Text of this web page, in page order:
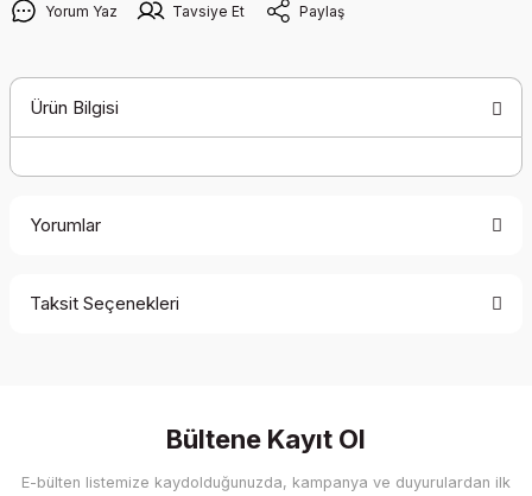
Yorum Yaz Tavsiye Et Paylaş
Ürün Bilgisi
Yorumlar
Taksit Seçenekleri
Bültene Kayıt Ol
E-bülten listemize kaydolduğunuzda, kampanya ve duyurulardan ilk